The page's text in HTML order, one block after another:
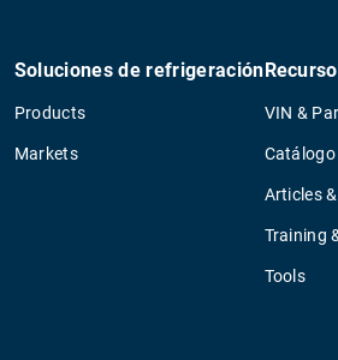
Soluciones de refrigeración
Products
Markets
VIN &
Articles
Training
Tools